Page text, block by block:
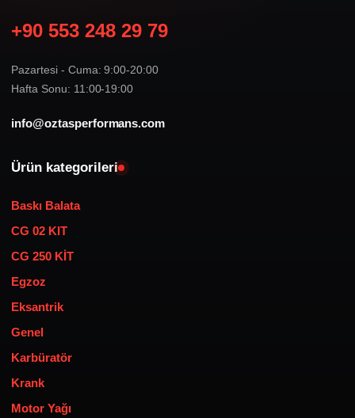
+90 553 248 29 79
Pazartesi - Cuma: 9:00-20:00
Hafta Sonu: 11:00-19:00
info@oztasperformans.com
Ürün kategorileri
Baskı Balata
CG 02 KIT
CG 250 KİT
Egzoz
Eksantrik
Genel
Karbüratör
Krank
Motor Yağı